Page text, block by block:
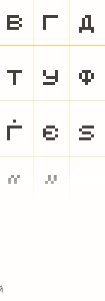
в г д
т у ф
ѓ є ѕ
“ ”